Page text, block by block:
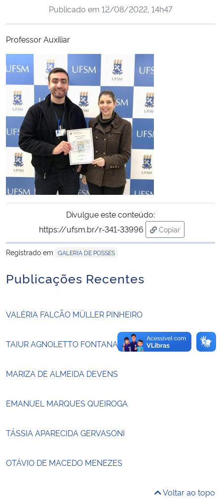
Ministério da Cidadania
Ministério de Minas e Energia
Ministério da Ciência, Tecnologia, Inovações e Comunicações
Ministério do Meio Ambiente
Ministério do Turismo
Ministério do Desenvolvimento Regional
Controladoria-Geral da União
Ministério da Mulher, da Família e dos Direitos Humanos
Secretaria-Geral
Banco Central do Brasil
Planalto
Publicado em 12/08/2022, 14h47
Professor Auxiliar
Divulgue este conteúdo:
https://ufsm.br/r-341-33996
Copiar
para área de
Registrado em GALERIA DE POSSES
Publicações Recentes
VALÉRIA FALCÃO MÜLLER PINHEIRO
TAIUR AGNOLETTO FONTANA
MARIZA DE ALMEIDA DEVENS
EMANUEL MARQUES QUEIROGA
TÁSSIA APARECIDA GERVASONI
OTÁVIO DE MACEDO MENEZES
Voltar ao topo